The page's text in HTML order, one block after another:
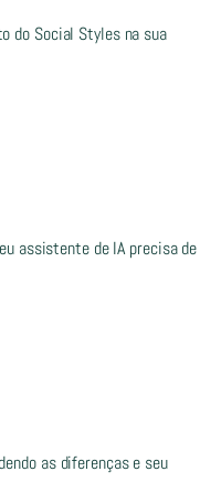
do Social Styles na sua
assistente de IA precisa de
as diferenças e seu